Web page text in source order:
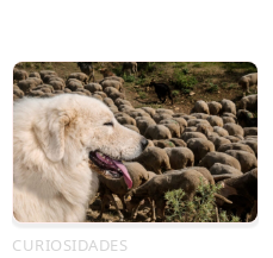
CURIOSIDADES